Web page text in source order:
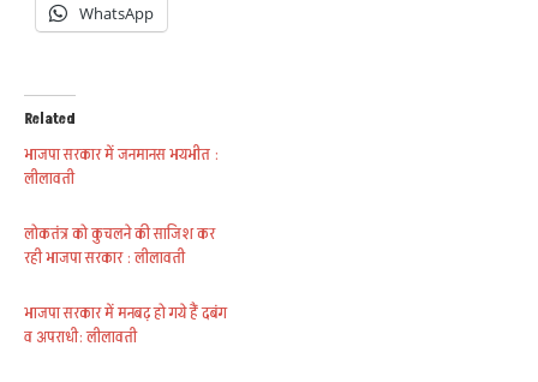
WhatsApp
Related
भाजपा सरकार में जनमानस भयभीत :
लीलावती
लोकतंत्र को कुचलने की साजिश कर
रही भाजपा सरकार : लीलावती
भाजपा सरकार में मनबढ़ हो गये हैं दबंग
व अपराधी: लीलावती